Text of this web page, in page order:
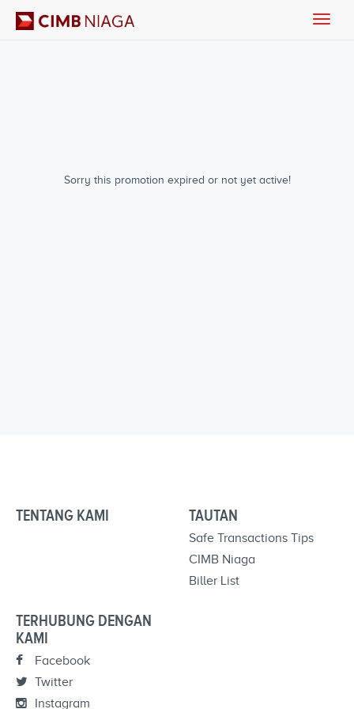
Sorry this promotion expired or not yet active!
Toggle
TENTANG KAMI TAUTAN
Safe Transactions Tips
CIMB Niaga
Biller List
TERHUBUNG DENGAN
KAMI
Facebook
Twitter
Instagram